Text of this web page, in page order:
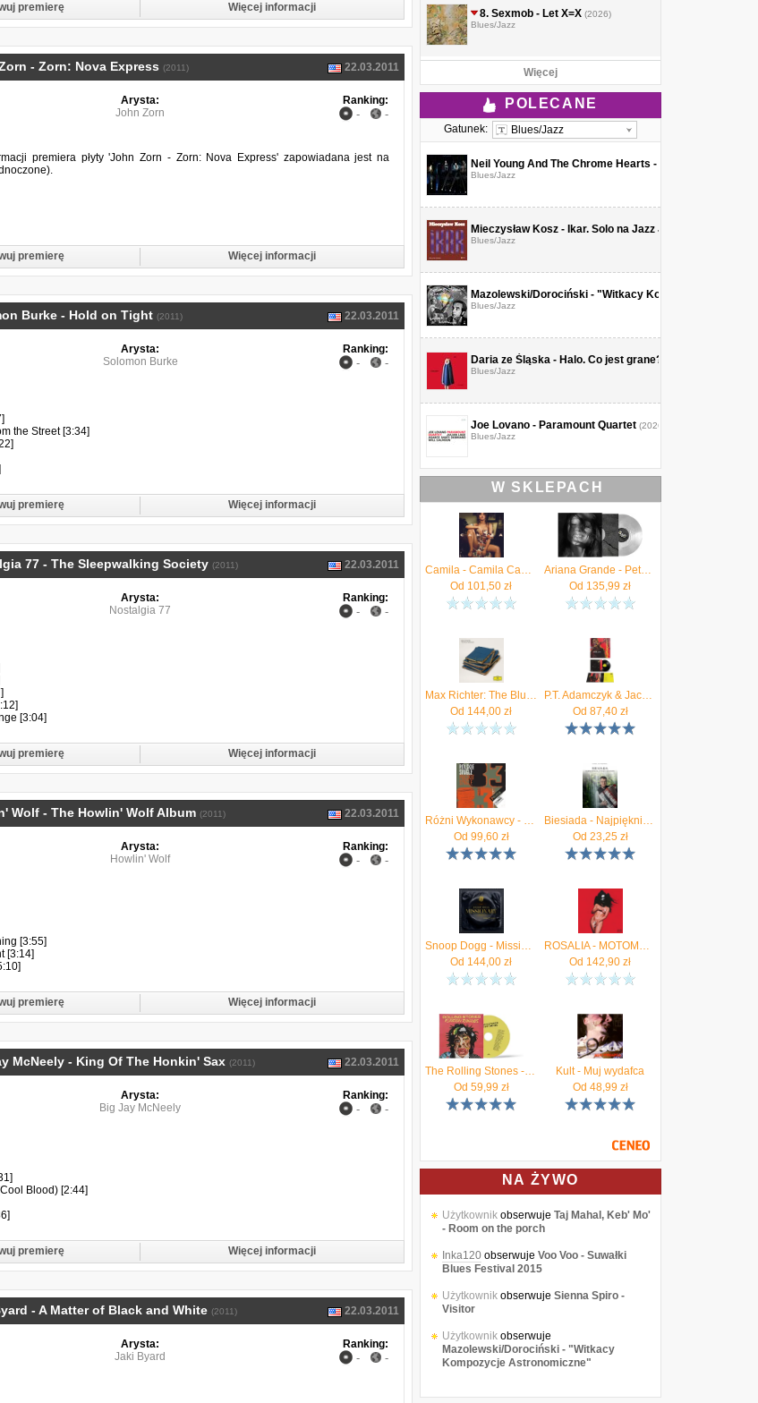
premierę
Więcej informacji
- Zorn: Nova Express (2011) 22.03.2011
Arysta:
John Zorn
Ranking:
- -
premiera płyty 'John Zorn - Zorn: Nova Express' zapowiadana jest na
premierę Więcej informacji
Burke - Hold on Tight (2011) 22.03.2011
Arysta:
Solomon Burke
Ranking:
- -
the Street [3:34]
premierę
Więcej informacji
77 - The Sleepwalking Society (2011) 22.03.2011
Arysta:
Nostalgia 77
Ranking:
- -
[3:04]
premierę
Więcej informacji
Wolf - The Howlin' Wolf Album (2011) 22.03.2011
Arysta:
Howlin' Wolf
Ranking:
- -
[3:55]
[3:14]
premierę
Więcej informacji
McNeely - King Of The Honkin' Sax (2011) 22.03.2011
Arysta:
Big Jay McNeely
Ranking:
- -
Blood) [2:44]
premierę
Więcej informacji
- A Matter of Black and White (2011) 22.03.2011
Arysta:
Jaki Byard
Ranking:
- -
8. Sexmob - Let X=X (2026)
Blues/Jazz
Więcej
POLECANE
Gatunek: Blues/Jazz
Neil Young And The Chrome Hearts - As Time Explodes
Blues/Jazz
Mieczysław Kosz - Ikar. Solo na Jazz Jamboree
Blues/Jazz
Mazolewski/Dorociński - "Witkacy Kompozycje
Blues/Jazz
Daria ze Śląska - Halo. Co jest grane?
Blues/Jazz
Joe Lovano - Paramount Quartet (2026)
Blues/Jazz
W SKLEPACH
Camila - Camila Cabello
Od 101,50 zł
Ariana Grande - Petal (Translucent Pearly White) (Winyl)
Od 135,99 zł
Max Richter: The Blue Notebooks [2xWinyl]
Od 144,00 zł
P.T. Adamczyk & Jacek Paciorko: Cyberpunk 2077: Phantom Liberty (Winyl)
Od 87,40zł
Różni Wykonawcy - Polskie single '83
Od 99,60zł
Biesiada - Najpiękniejsze utwory biesiadne
Od 23,25zł
Snoop Dogg - Missionary (White Picture) (Winyl)
Od 144,00 zł
ROSALIA - MOTOMAMI + (2xWinyl)
Od 142,90 zł
The Rolling Stones - Foreign Tongues (CD)
Od 59,99 zł
Kult - Muj wydafca
Od 48,99 zł
NA ŻYWO
Użytkownik obserwuje Taj Mahal, Keb' Mo'
- Room on the porch
Inka120 obserwuje Voo Voo - Suwałki
Blues Festival 2015
Użytkownik obserwuje Sienna Spiro -
Visitor
Użytkownik obserwuje
Mazolewski/Dorociński - "Witkacy
Kompozycje Astronomiczne"